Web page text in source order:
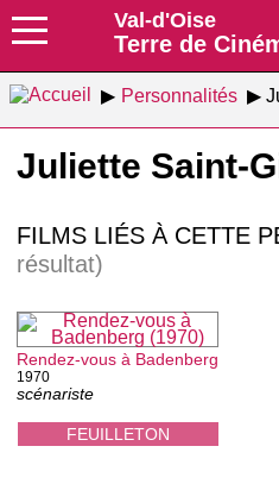
Val-d'Oise
Terre de
Personnalités
Juliette Saint-
FILMS LIÉS À CETTE
résultat)
FEUILLETON
Rendez-vous à Badenberg
1970
scénariste